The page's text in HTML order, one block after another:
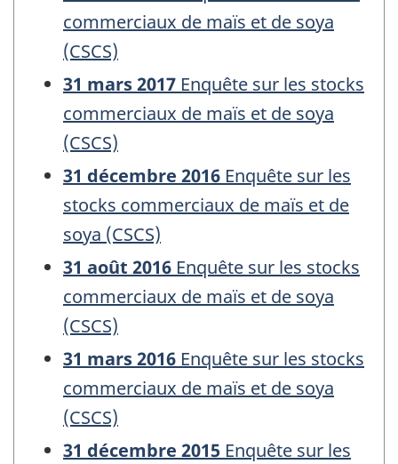
commerciaux de maïs et de soya
(CSCS)
31 mars 2017 Enquête sur les stocks
commerciaux de maïs et de soya
(CSCS)
31 décembre 2016 Enquête sur les
stocks commerciaux de maïs et de
soya (CSCS)
31 août 2016 Enquête sur les stocks
commerciaux de maïs et de soya
(CSCS)
31 mars 2016 Enquête sur les stocks
commerciaux de maïs et de soya
(CSCS)
31 décembre 2015 Enquête sur les